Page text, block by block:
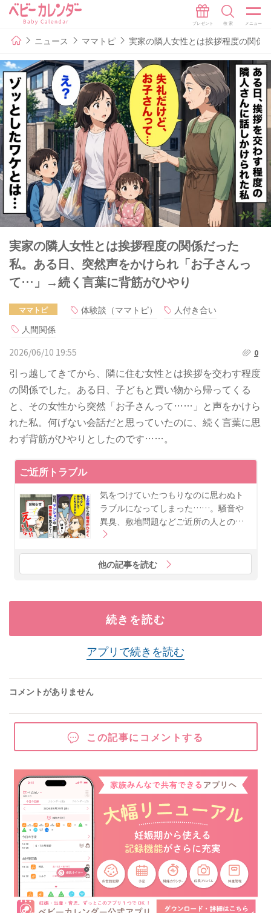
ニュース ママトピ 実家の隣人女性とは挨拶程度の関
実家の隣人女性とは挨拶程度の関係だった
私。ある日、突然声をかけられ「お子さんっ
て…」→続く言葉に背筋がひやり
ママトピ 体験談（ママトピ）
人付き合い
人間関係
2026/06/10 19:55
0
引っ越してきてから、隣に住む女性とは挨拶を交わす程度
の関係でした。ある日、子どもと買い物から帰ってくる
と、その女性から突然「お子さんって……」と声をかけら
れた私。何げない会話だと思っていたのに、続く言葉に思
わず背筋がひやりとしたのです……。
ご近所トラブル
気をつけていたつもりなのに思わぬト
ラブルになってしまった……。騒音や
異臭、敷地問題などご近所の人との…
他の記事を読む
続きを読む
アプリで続きを読む
コメントがありません
この記事にコメントする